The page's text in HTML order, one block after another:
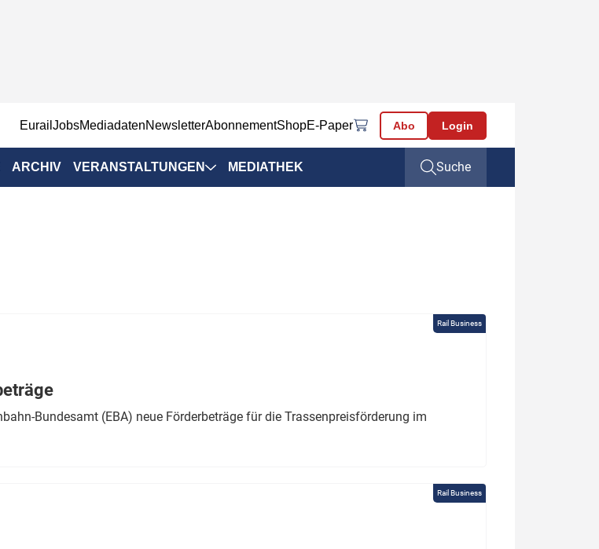
EurailJobsMediadatenNewsletterAbonnementShopE-Paper Abo Login
ARCHIV VERANSTALTUNGEN MEDIATHEK Suche
Rail Business
Bundesamt (EBA) neue Förderbeträge für die Trassenpreisförderung im
Rail Business